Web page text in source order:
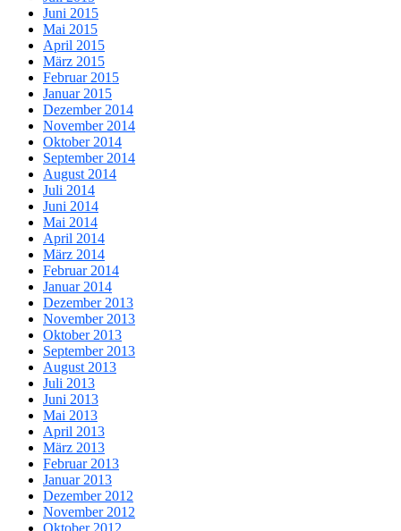
Juni 2015
Mai 2015
April 2015
März 2015
Februar 2015
Januar 2015
Dezember 2014
November 2014
Oktober 2014
September 2014
August 2014
Juli 2014
Juni 2014
Mai 2014
April 2014
März 2014
Februar 2014
Januar 2014
Dezember 2013
November 2013
Oktober 2013
September 2013
August 2013
Juli 2013
Juni 2013
Mai 2013
April 2013
März 2013
Februar 2013
Januar 2013
Dezember 2012
November 2012
Oktober 2012